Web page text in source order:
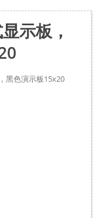
示板，
黑色演示板15x20